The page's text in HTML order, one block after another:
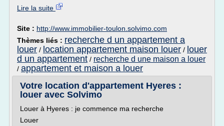
Lire la suite
Site : http://www.immobilier-toulon.solvimo.com
Thèmes liés : recherche d un appartement a
louer / location appartement maison louer / louer
d un appartement / recherche d une maison a louer
/ appartement et maison a louer
Votre location d'appartement Hyeres :
louer avec Solvimo
Louer à Hyeres : je commence ma recherche
Louer